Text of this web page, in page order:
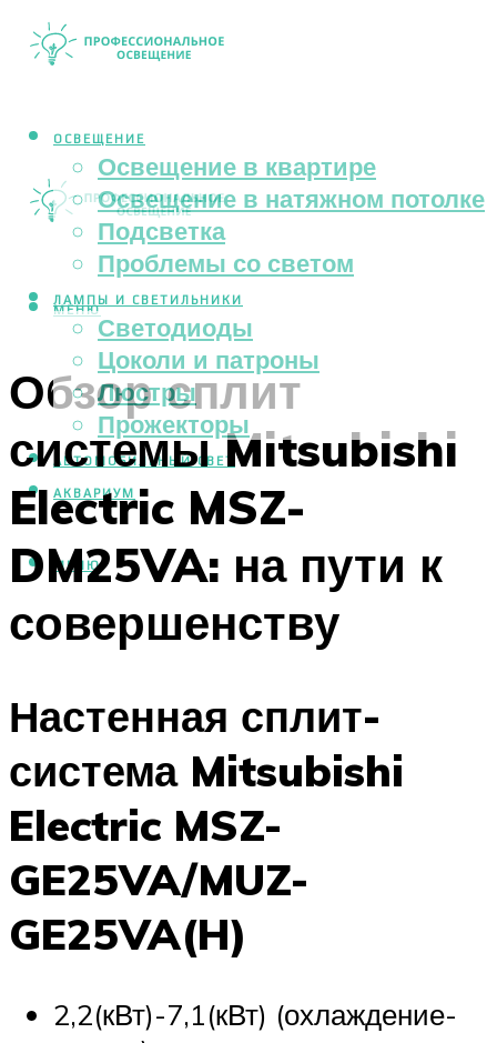
ОСВЕЩЕНИЕ
Освещение в квартире
Освещение в натяжном потолке
Подсветка
Проблемы со светом
ЛАМПЫ И СВЕТИЛЬНИКИ
Светодиоды
Цоколи и патроны
Люстры
Прожекторы
АВТОМОБИЛЬНЫЙ СВЕТ
АКВАРИУМ
МЕНЮ
МЕНЮ
Обзор сплит
системы Mitsubishi
Electric MSZ-
DM25VA: на пути к
совершенству
Настенная сплит-
система Mitsubishi
Electric MSZ-
GE25VA/MUZ-
GE25VA(H)
2,2(кВт)-7,1(кВт) (охлаждение-